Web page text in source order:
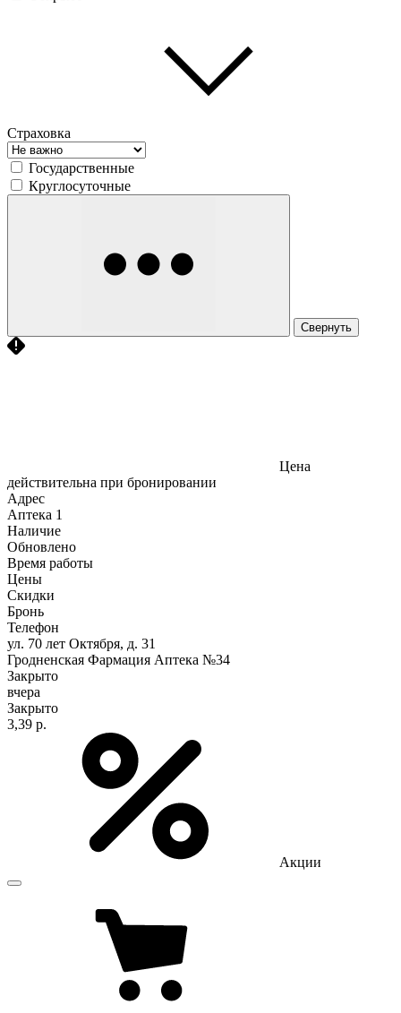
Страховка
Государственные
Круглосуточные
Свернуть
Цена
действительна при бронировании
Адрес
Аптека 1
Наличие
Обновлено
Время работы
Цены
Скидки
Бронь
Телефон
ул. 70 лет Октября, д. 31
Гродненская Фармация Аптека №34
Закрыто
вчера
Закрыто
3,39 р.
Акции